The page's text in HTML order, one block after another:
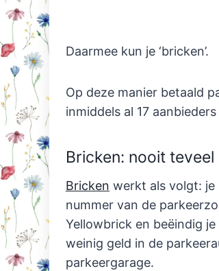
Daarmee kun je ‘bricken’.
Op deze manier betaald
inmiddels al 17
Bricken: nooit
Bricken werkt als volgt: je
nummer van de
Yellowbrick en beëindig
weinig geld in de
parkeergarage.